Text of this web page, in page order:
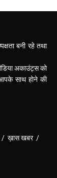
बनी रहे तथा
अकाउंट्स को
साथ होने की
/ ख़ास खबर /